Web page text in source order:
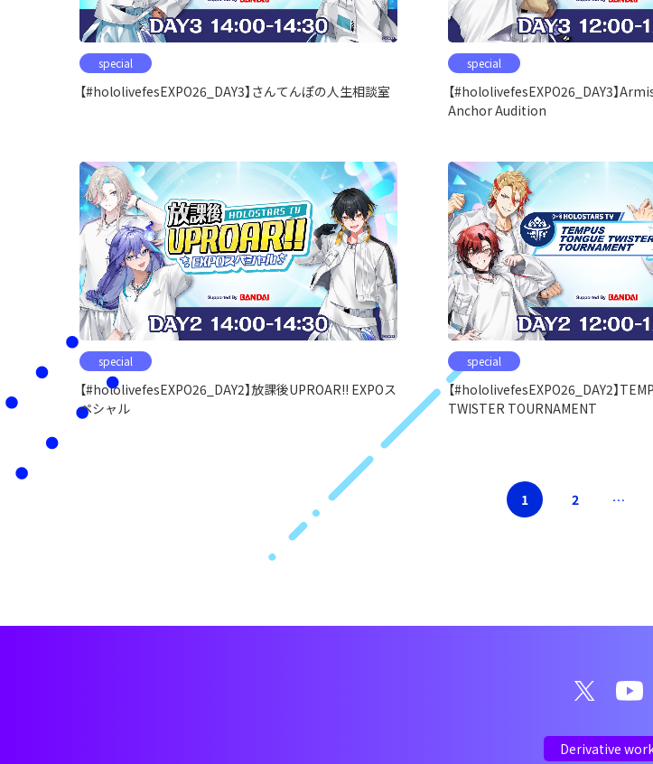
special
【#hololivefesEXPO26_DAY3】さんてんぽの人生相談室
special
【#hololivefesEXPO26_DAY3】
Anchor Audition
special
【#hololivefesEXPO26_DAY2】放課後UPROAR!! EXPOス
ペシャル
special
【#hololivefesEXPO26_DAY2】
TWISTER TOURNAMENT
1 2 …
Derivative